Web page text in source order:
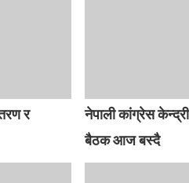
र
नेपाली कांग्रेस
बैठक आज बस्दै